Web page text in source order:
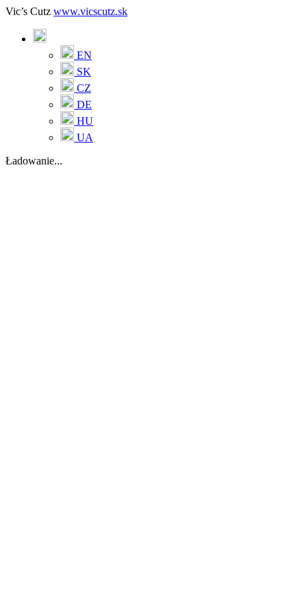
Vic’s Cutz www.vicscutz.sk
EN
SK
CZ
DE
HU
UA
Ładowanie...